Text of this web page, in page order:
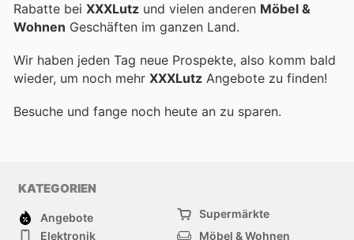
Rabatte bei XXXLutz und vielen anderen Möbel &
Wohnen Geschäften im ganzen Land.
Wir haben jeden Tag neue Prospekte, also komm bald
wieder, um noch mehr XXXLutz Angebote zu finden!
Besuche und fange noch heute an zu sparen.
KATEGORIEN
Angebote
Supermärkte
Elektronik
Möbel & Wohnen